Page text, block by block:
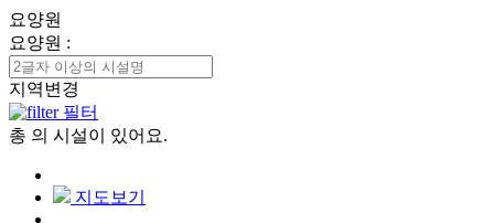
요양원
요양원 :
지역변경
필터
총 의 시설이 있어요.
지도보기